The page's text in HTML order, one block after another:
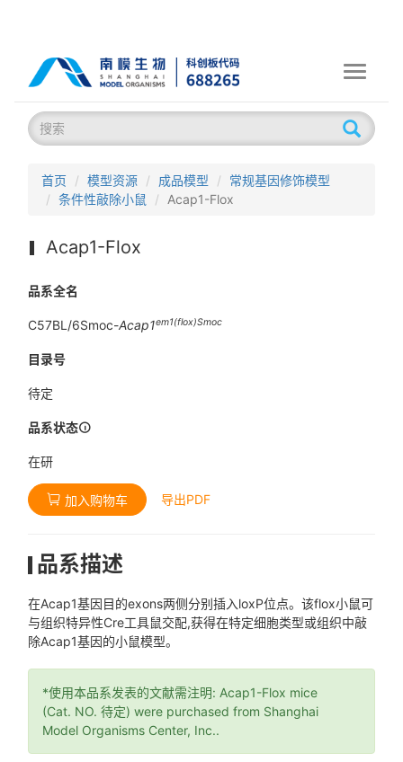
Toggle
首页 模型资源 成品模型
常规基因修饰模型
条件性敲除小鼠
Acap1-Flox
Acap1-Flox
品系全名
C57BL/6Smoc-Acap1em1(flox)Smoc
目录号
待定
品系状态
在研
加入购物车 导出PDF
品系描述
在Acap1基因目的exons两侧分别插入loxP位点。该flox小鼠可
与组织特异性Cre工具鼠交配,获得在特定细胞类型或组织中敲
除Acap1基因的小鼠模型。
*使用本品系发表的文献需注明: Acap1-Flox mice
(Cat. NO. 待定) were purchased from Shanghai
Model Organisms Center, Inc..